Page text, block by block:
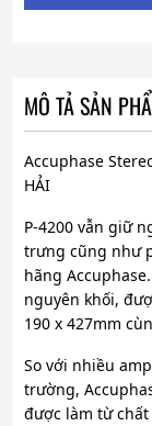
MÔ TẢ SẢN
Accuphase
HẢI
P-4200 vẫn giữ
trưng cũng như
hãng
nguyên khối,
190 x 427mm
So với nhiều
trường,
được làm từ